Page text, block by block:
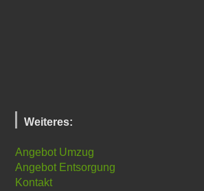
Weiteres:
Angebot Umzug
Angebot Entsorgung
Kontakt